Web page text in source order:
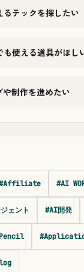
るテックを探したい
も使える道具がほし
や制作を進めたい
#AI
ェント #AI開発